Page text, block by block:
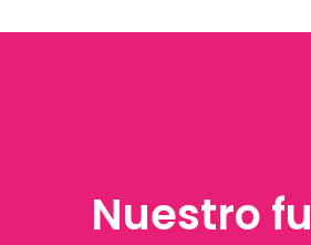
Nuestro